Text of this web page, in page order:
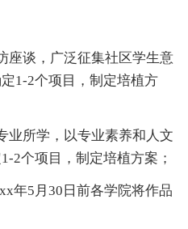
谈，广泛征集社区学生意
1-2个项目，制定培植方
所学，以专业素养和人文
2个项目，制定培植方案；
5月30日前各学院将作品